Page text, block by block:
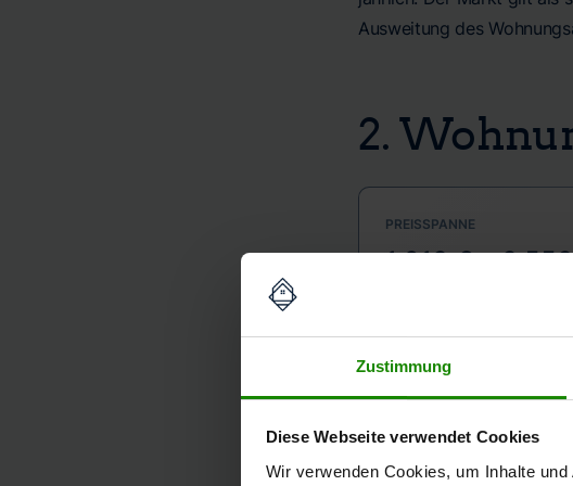
Zustimmung
Diese Webseite verwendet Cookies
Wir verwenden Cookies, um Inhalte
Ausweitung des
2.
PREISSPANNE
1.913 € –
KURZFRISTIGE ENTWICKLUNG
+3,7% (Q2 zu
Der durchschnittliche
Eigentumswohnungen